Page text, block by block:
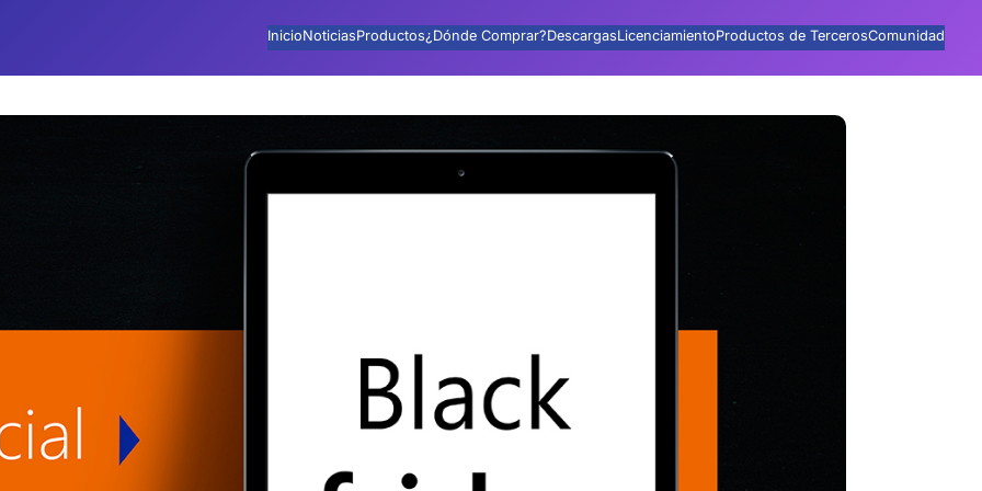
InicioNoticiasProductos¿Dónde Comprar?DescargasLicenciamientoProductos de TercerosComunidad